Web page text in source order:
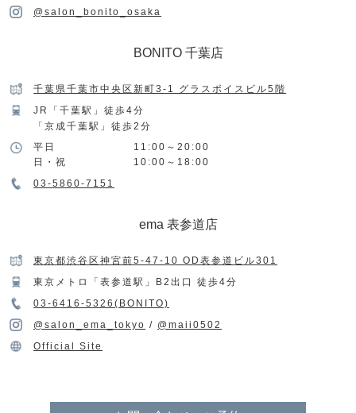
@salon_bonito_osaka
BONITO 千葉店
千葉県千葉市中央区新町3-1 グラスボイスビル5階
JR「千葉駅」徒歩4分
「京成千葉駅」徒歩2分
平日
11:00～20:00
日・祝
10:00～18:00
03-5860-7151
ema 表参道店
東京都渋谷区神宮前5-47-10 OD表参道ビル301
東京メトロ「表参道駅」B2出口 徒歩4分
03-6416-5326(BONITO)
@salon_ema_tokyo / @maii0502
Official Site